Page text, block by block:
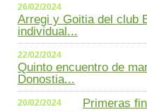
26/02/2024
Arregi y Goitia del club
individual...
22/02/2024
Quinto encuentro de
Donostia...
20/02/2024 Primeras